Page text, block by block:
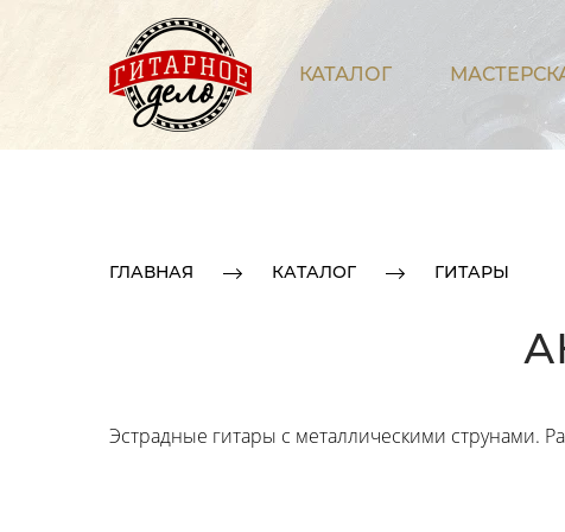
КАТАЛОГ
ГЛАВНАЯ КАТАЛОГ ГИТАРЫ
Эстрадные гитары с металлическими струнами.